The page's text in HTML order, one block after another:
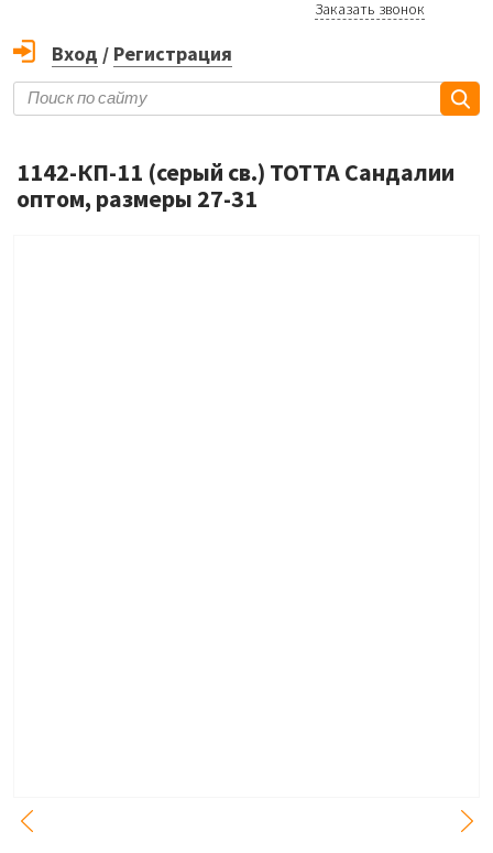
Заказать звонок
Вход / Регистрация
1142-КП-11 (серый св.) ТОТТА Сандалии
оптом, размеры 27-31